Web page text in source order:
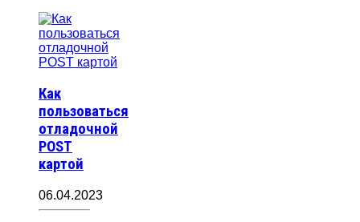
Как
пользоваться
отладочной
POST
картой
06.04.2023